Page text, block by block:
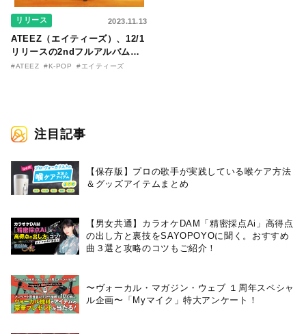
リリース 2023.11.13
ATEEZ（エイティーズ）、12/1
リリースの2ndフルアルバム
『THE WORLD EP.FIN：
#ATEEZ #K-POP #エイティーズ
注目記事
【保存版】プロの歌手が実践している喉ケア⽅法
＆グッズアイテムまとめ
【男女共通】カラオケDAM「精密採点Ai」高得点
の出し方と裏技をSAYOPOYOに聞く。おすすめ
曲３選と攻略のコツもご紹介！
〜ヴォーカル・マガジン・ウェブ １周年スペシャ
ル企画〜「Myマイク」特大アンケート！